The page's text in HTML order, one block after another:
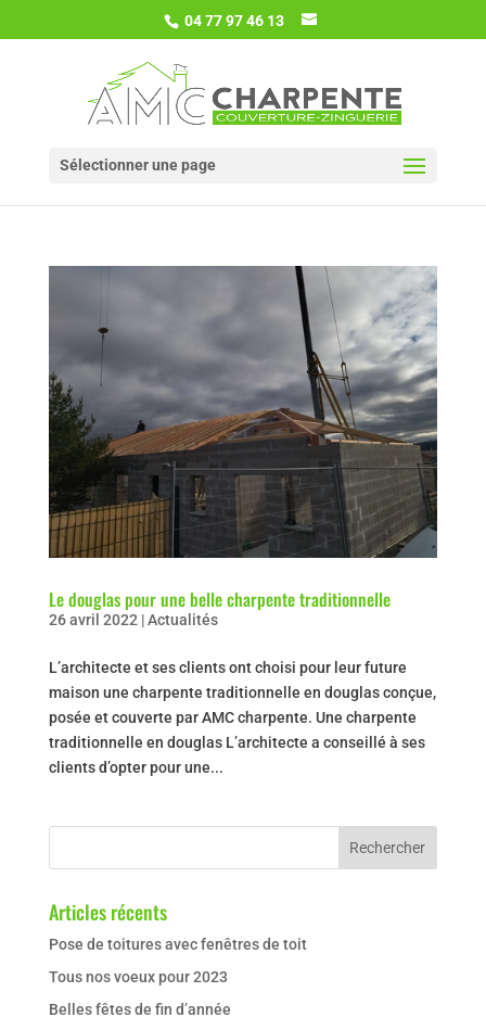
04 77 97 46 13
Sélectionner une page
Le douglas pour une belle charpente traditionnelle
26 avril 2022 |Actualités
L’architecte et ses clients ont choisi pour leur future
maison une charpente traditionnelle en douglas conçue,
posée et couverte par AMC charpente. Une charpente
traditionnelle en douglas L’architecte a conseillé à ses
clients d’opter pour une...
Articles récents
Pose de toitures avec fenêtres de toit
Tous nos voeux pour 2023
Belles fêtes de fin d’année